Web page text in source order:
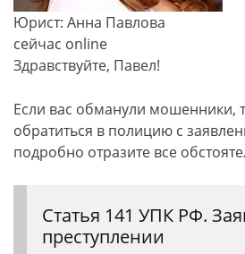
Юрист: Анна Павлова
сейчас online
Здравствуйте, Павел!
Если вас обманули мошенники,
обратиться в полицию с
подробно отразите все
Статья 141 УПК РФ.
преступлении